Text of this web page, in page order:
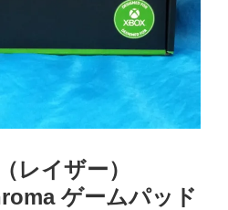
レイザー）
ゲームパッド